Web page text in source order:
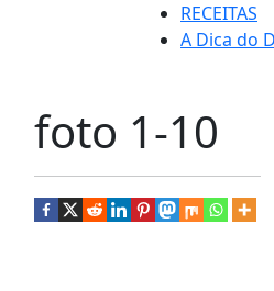
RECEITAS
A Dica do
foto 1-10